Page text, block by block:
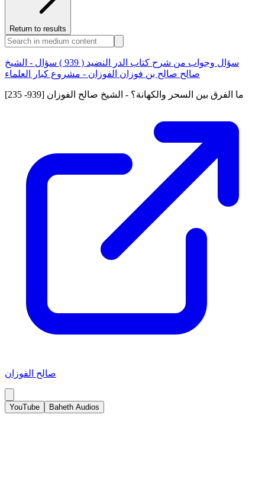
Return to results
سؤال وجواب من شرح كتاب الدر النضيد ( 939 ) سؤال - الشيخ
صالح صالح بن فوزان الفوزان - مشروع كبار العلماء
[235 -939] ما الفرق بين السحر والكهانة؟ - الشيخ صالح الفوزان
صالح الفوزان
YouTube Baheth Audios